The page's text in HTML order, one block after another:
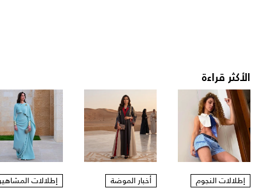
الأكثر قراءة
إطلالات النجوم أخبار الموضة إطلالات